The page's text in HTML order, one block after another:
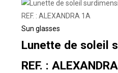
Sun glasses
Lunette de soleil
REF. :